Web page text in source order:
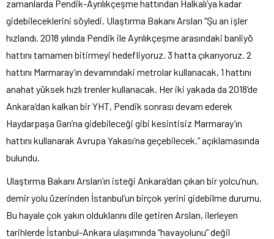
zamanlarda Pendik-Ayrılıkçeşme hattından Halkalı’ya kadar
gidebileceklerini söyledi. Ulaştırma Bakanı Arslan “Şu an işler
hızlandı. 2018 yılında Pendik ile Ayrılıkçeşme arasındaki banliyö
hattını tamamen bitirmeyi hedefliyoruz. 3 hatta çıkarıyoruz. 2
hattını Marmaray’ın devamındaki metrolar kullanacak, 1 hattını
anahat yüksek hızlı trenler kullanacak. Her iki yakada da 2018’de
Ankara’dan kalkan bir YHT, Pendik sonrası devam ederek
Haydarpaşa Garı’na gidebileceği gibi kesintisiz Marmaray’ın
hattını kullanarak Avrupa Yakası’na geçebilecek.” açıklamasında
bulundu.
Ulaştırma Bakanı Arslan’ın isteği Ankara’dan çıkan bir yolcu’nun,
demir yolu üzerinden İstanbul’un birçok yerini gidebilme durumu.
Bu hayale çok yakın olduklarını dile getiren Arslan, ilerleyen
tarihlerde İstanbul-Ankara ulaşımında “havayolunu” değil